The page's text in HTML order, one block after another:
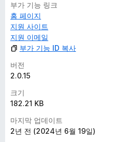
부가 기능 링크
홈 페이지
지원 사이트
지원 이메일
부가 기능 ID 복사
버전
2.0.15
크기
182.21 KB
마지막 업데이트
2년 전 (2024년 6월 19일)